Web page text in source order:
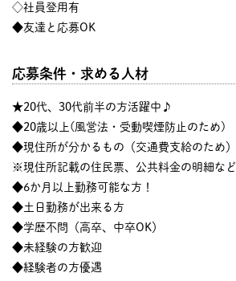
◇社員登用有
◆友達と応募OK
応募条件・求める人材
★20代、30代前半の方活躍中♪
◆20歳以上(風営法・受動喫煙防止のため)
◆現住所が分かるもの（交通費支給のため）
※現住所記載の住民票、公共料金の明細など
◆6か月以上勤務可能な方！
◆土日勤務が出来る方
◆学歴不問（高卒、中卒OK）
◆未経験の方歓迎
◆経験者の方優遇